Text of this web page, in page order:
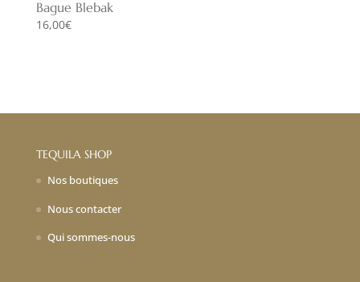
Bague Blebak
16,00€
TEQUILA SHOP
Nos boutiques
Nous contacter
Qui sommes-nous